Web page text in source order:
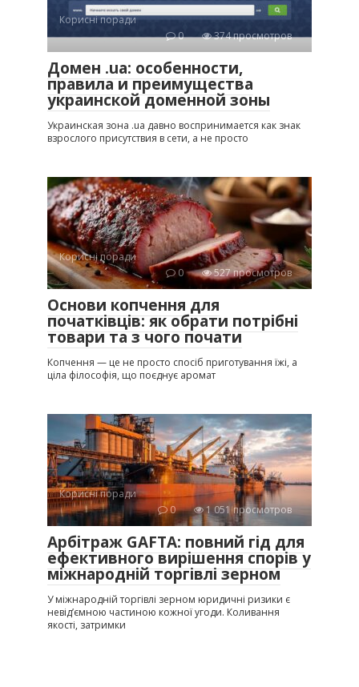
Корисні поради
0
374 просмотров
Домен .ua: особенности,
правила и преимущества
украинской доменной зоны
Украинская зона .ua давно воспринимается как знак
взрослого присутствия в сети, а не просто
Корисні поради
0
527 просмотров
Основи копчення для
початківців: як обрати потрібні
товари та з чого почати
Копчення — це не просто спосіб приготування їжі, а
ціла філософія, що поєднує аромат
Корисні поради
0
1 051 просмотров
Арбітраж GAFTA: повний гід для
ефективного вирішення спорів у
міжнародній торгівлі зерном
У міжнародній торгівлі зерном юридичні ризики є
невід’ємною частиною кожної угоди. Коливання
якості, затримки